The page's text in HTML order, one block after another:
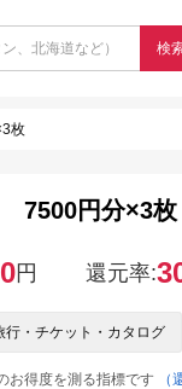
検
枚
7500円分×3枚
円 還元率:
行・チケット・カタログ
お得度を測る指標です
（